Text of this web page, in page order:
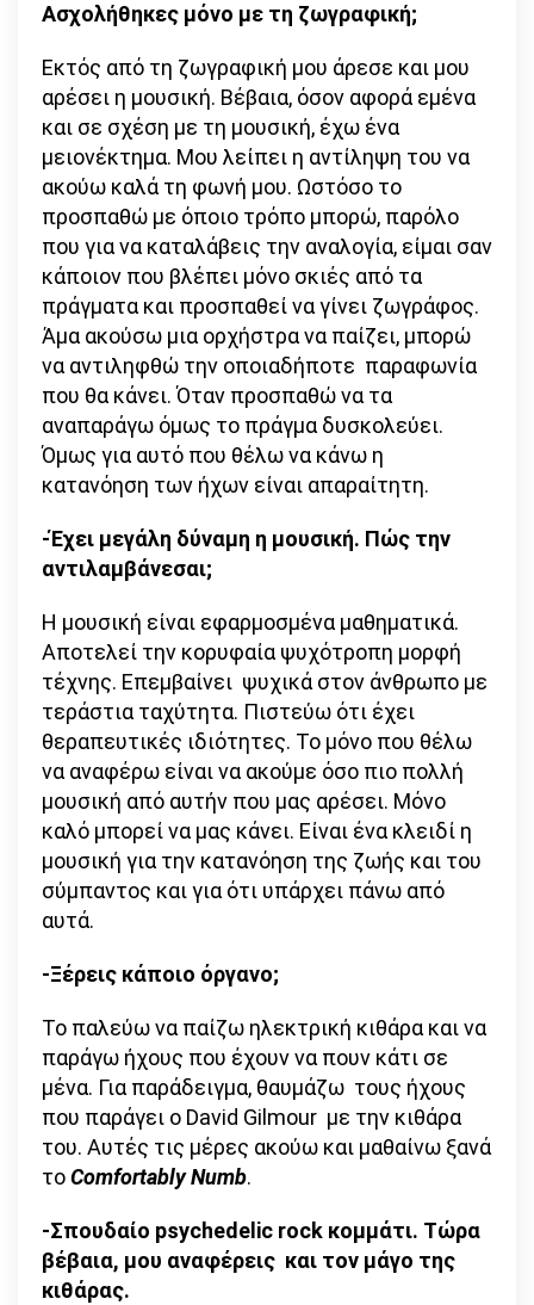
Ασχολήθηκες μόνο με τη ζωγραφική;
Εκτός από τη ζωγραφική μου άρεσε και μου
αρέσει η μουσική. Βέβαια, όσον αφορά εμένα
και σε σχέση με τη μουσική, έχω ένα
μειονέκτημα. Μου λείπει η αντίληψη του να
ακούω καλά τη φωνή μου. Ωστόσο το
προσπαθώ με όποιο τρόπο μπορώ, παρόλο
που για να καταλάβεις την αναλογία, είμαι σαν
κάποιον που βλέπει μόνο σκιές από τα
πράγματα και προσπαθεί να γίνει ζωγράφος.
Άμα ακούσω μια ορχήστρα να παίζει, μπορώ
να αντιληφθώ την οποιαδήποτε παραφωνία
που θα κάνει. Όταν προσπαθώ να τα
αναπαράγω όμως το πράγμα δυσκολεύει.
Όμως για αυτό που θέλω να κάνω η
κατανόηση των ήχων είναι απαραίτητη.
-Έχει μεγάλη δύναμη η μουσική. Πώς την
αντιλαμβάνεσαι;
Η μουσική είναι εφαρμοσμένα μαθηματικά.
Αποτελεί την κορυφαία ψυχότροπη μορφή
τέχνης. Επεμβαίνει ψυχικά στον άνθρωπο με
τεράστια ταχύτητα. Πιστεύω ότι έχει
θεραπευτικές ιδιότητες. Το μόνο που θέλω
να αναφέρω είναι να ακούμε όσο πιο πολλή
μουσική από αυτήν που μας αρέσει. Μόνο
καλό μπορεί να μας κάνει. Είναι ένα κλειδί η
μουσική για την κατανόηση της ζωής και του
σύμπαντος και για ότι υπάρχει πάνω από
αυτά.
-Ξέρεις κάποιο όργανο;
Το παλεύω να παίζω ηλεκτρική κιθάρα και να
παράγω ήχους που έχουν να πουν κάτι σε
μένα. Για παράδειγμα, θαυμάζω τους ήχους
που παράγει ο David Gilmour με την κιθάρα
του. Αυτές τις μέρες ακούω και μαθαίνω ξανά
τοComfortably Numb.
-Σπουδαίο psychedelic rock κομμάτι. Τώρα
βέβαια, μου αναφέρεις και τον μάγο της
κιθάρας.